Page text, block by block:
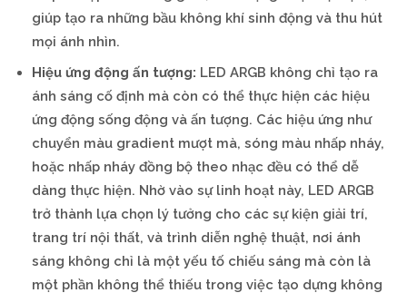
giúp tạo ra những bầu không khí sinh động và thu hút
mọi ánh nhìn.
Hiệu ứng động ấn tượng: LED ARGB không chỉ tạo ra
ánh sáng cố định mà còn có thể thực hiện các hiệu
ứng động sống động và ấn tượng. Các hiệu ứng như
chuyển màu gradient mượt mà, sóng màu nhấp nháy,
hoặc nhấp nháy đồng bộ theo nhạc đều có thể dễ
dàng thực hiện. Nhờ vào sự linh hoạt này, LED ARGB
trở thành lựa chọn lý tưởng cho các sự kiện giải trí,
trang trí nội thất, và trình diễn nghệ thuật, nơi ánh
sáng không chỉ là một yếu tố chiếu sáng mà còn là
một phần không thể thiếu trong việc tạo dựng không